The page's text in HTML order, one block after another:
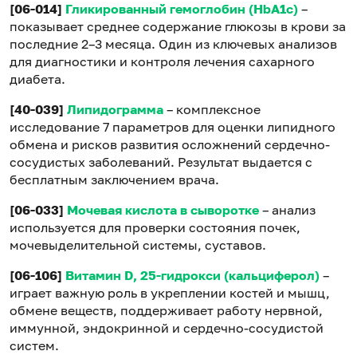
[06-014] Гликированный гемоглобин (HbA1c) –
показывает среднее содержание глюкозы в крови за
последние 2–3 месяца. Один из ключевых анализов
для диагностики и контроля лечения сахарного
диабета.
[40-039] Липидограмма – комплексное
исследование 7 параметров для оценки липидного
обмена и рисков развития осложнений сердечно-
сосудистых заболеваний. Результат выдается с
бесплатным заключением врача.
[06-033] Мочевая кислота в сыворотке – анализ
используется для проверки состояния почек,
мочевыделительной системы, суставов.
[06-106] Витамин D, 25-гидрокси (кальциферол) –
играет важную роль в укреплении костей и мышц,
обмене веществ, поддерживает работу нервной,
иммунной, эндокринной и сердечно-сосудистой
систем.